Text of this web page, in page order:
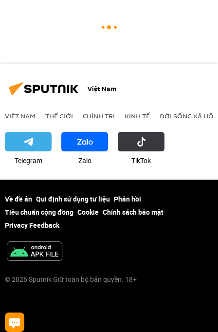
Việt Nam
VIỆT NAM THẾ GIỚI CHÍNH TRỊ KINH TẾ ĐỜI SỐNG XÃ HỘI
Telegram Zalo ТikТоk
Về đề án Qui định sử dụng tư liệu Phản hồi
Tiêu chuẩn cộng đồng Cookie Chính sách bảo mật
Privacy Feedback
© 2026 Sputnik Giữ toàn bộ bản quyền. 18+